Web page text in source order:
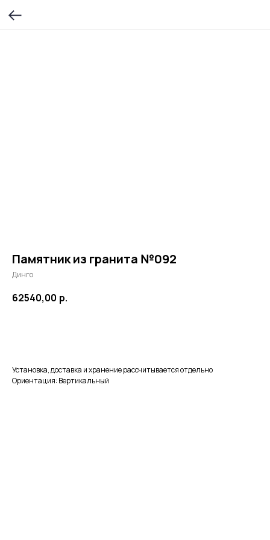
Памятник из гранита №092
Динго
62540,00 р.
Установка, доставка и хранение рассчитывается отдельно
Ориентация: Вертикальный